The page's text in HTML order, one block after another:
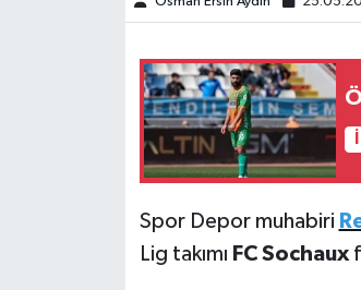
Spor Depor muhabiri
Lig takımı FC Sochaux
Kadınlar Basketbol Ligi
Diğer Basketbol Ligleri
Formula 1